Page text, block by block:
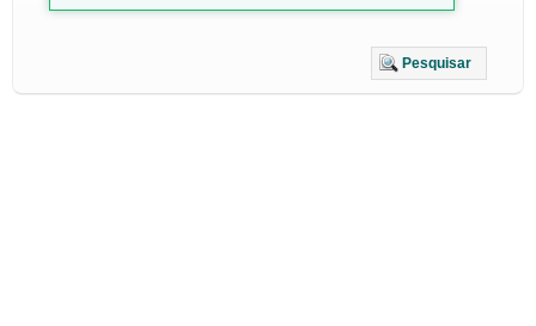
Pesquisar